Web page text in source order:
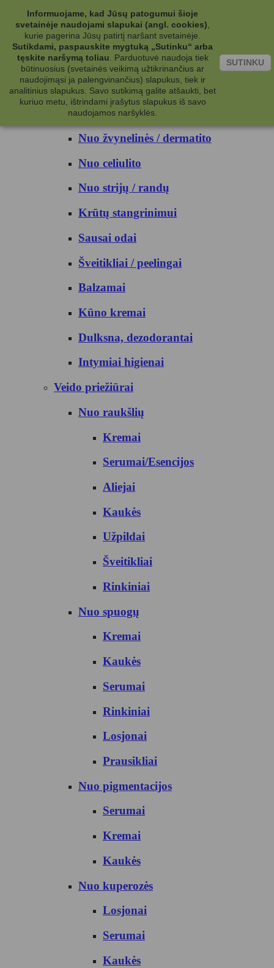
Kategorijos
Kosmetika
Kūno priežiūrai
Nuo prakaito
Kūno prausikliai
Nuo žvynelinės / dermatito
Nuo celiulito
Nuo strijų / randų
Krūtų stangrinimui
Sausai odai
Šveitikliai / peelingai
Balzamai
Kūno kremai
Dulksna, dezodorantai
Intymiai higienai
Veido priežiūrai
Nuo raukšlių
Kremai
Serumai/Esencijos
Aliejai
Kaukės
Užpildai
Šveitikliai
Rinkiniai
Nuo spuogų
Kremai
Kaukės
Serumai
Rinkiniai
Losjonai
Prausikliai
Nuo pigmentacijos
Serumai
Kremai
Kaukės
Nuo kuperozės
Losjonai
Serumai
Kaukės
Informuojame, kad Jūsų patogumui šioje
svetainėje naudojami slapukai (angl. cookies)
kurie pagerina Jūsų patirtį naršant svetainėje.
Sutikdami, paspauskite mygtuką „Sutinku“ arba
tęskite naršymą toliau
Parduotuvė naudoja tiek
būtinuosius (svetainės veikimą užtikrinančius ar
naudojimąsi ja palengvinančius) slapukus, tiek ir
analitinius slapukus. Savo sutikimą galite atšaukti, bet
kuriuo metu, ištrindami įrašytus slapukus iš savo
naudojamos naršyklės.
SUTINKU